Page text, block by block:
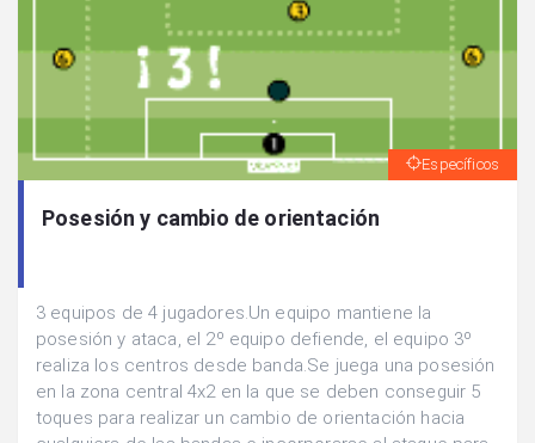
Específicos
Posesión y cambio de orientación
3 equipos de 4 jugadores.Un equipo mantiene la
posesión y ataca, el 2º equipo defiende, el equipo 3º
realiza los centros desde banda.Se juega una posesión
en la zona central 4x2 en la que se deben conseguir 5
toques para realizar un cambio de orientación hacia